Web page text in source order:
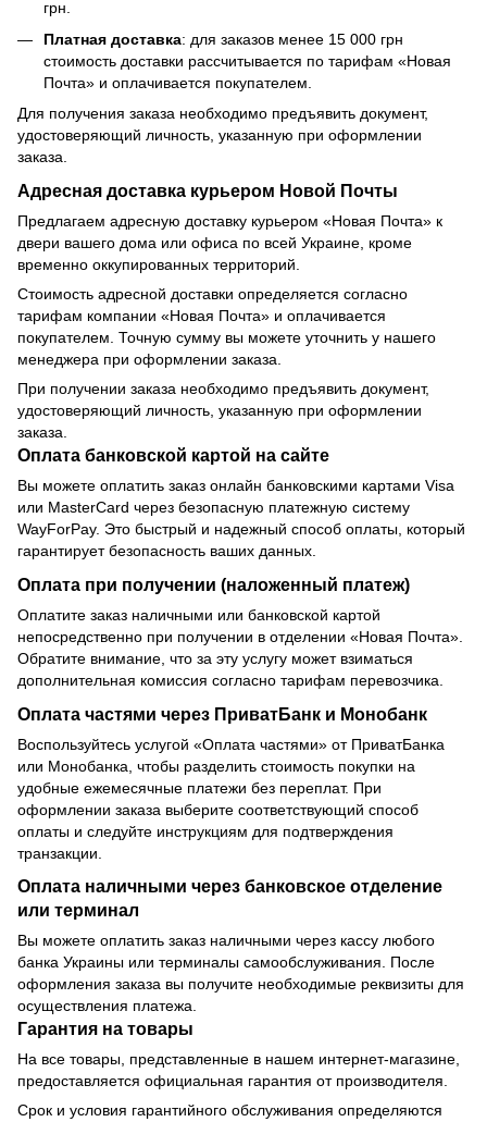
грн.
Платная доставка: для заказов менее 15 000 грн
стоимость доставки рассчитывается по тарифам «Новая
Почта» и оплачивается покупателем.
Для получения заказа необходимо предъявить документ,
удостоверяющий личность, указанную при оформлении
заказа.
Адресная доставка курьером Новой Почты
Предлагаем адресную доставку курьером «Новая Почта» к
двери вашего дома или офиса по всей Украине, кроме
временно оккупированных территорий.
Стоимость адресной доставки определяется согласно
тарифам компании «Новая Почта» и оплачивается
покупателем. Точную сумму вы можете уточнить у нашего
менеджера при оформлении заказа.
При получении заказа необходимо предъявить документ,
удостоверяющий личность, указанную при оформлении
заказа.
Оплата банковской картой на сайте
Вы можете оплатить заказ онлайн банковскими картами Visa
или MasterCard через безопасную платежную систему
WayForPay. Это быстрый и надежный способ оплаты, который
гарантирует безопасность ваших данных.
Оплата при получении (наложенный платеж)
Оплатите заказ наличными или банковской картой
непосредственно при получении в отделении «Новая Почта».
Обратите внимание, что за эту услугу может взиматься
дополнительная комиссия согласно тарифам перевозчика.
Оплата частями через ПриватБанк и Монобанк
Воспользуйтесь услугой «Оплата частями» от ПриватБанка
или Монобанка, чтобы разделить стоимость покупки на
удобные ежемесячные платежи без переплат. При
оформлении заказа выберите соответствующий способ
оплаты и следуйте инструкциям для подтверждения
транзакции.
Оплата наличными через банковское отделение
или терминал
Вы можете оплатить заказ наличными через кассу любого
банка Украины или терминалы самообслуживания. После
оформления заказа вы получите необходимые реквизиты для
осуществления платежа.
Гарантия на товары
На все товары, представленные в нашем интернет-магазине,
предоставляется официальная гарантия от производителя.
Срок и условия гарантийного обслуживания определяются